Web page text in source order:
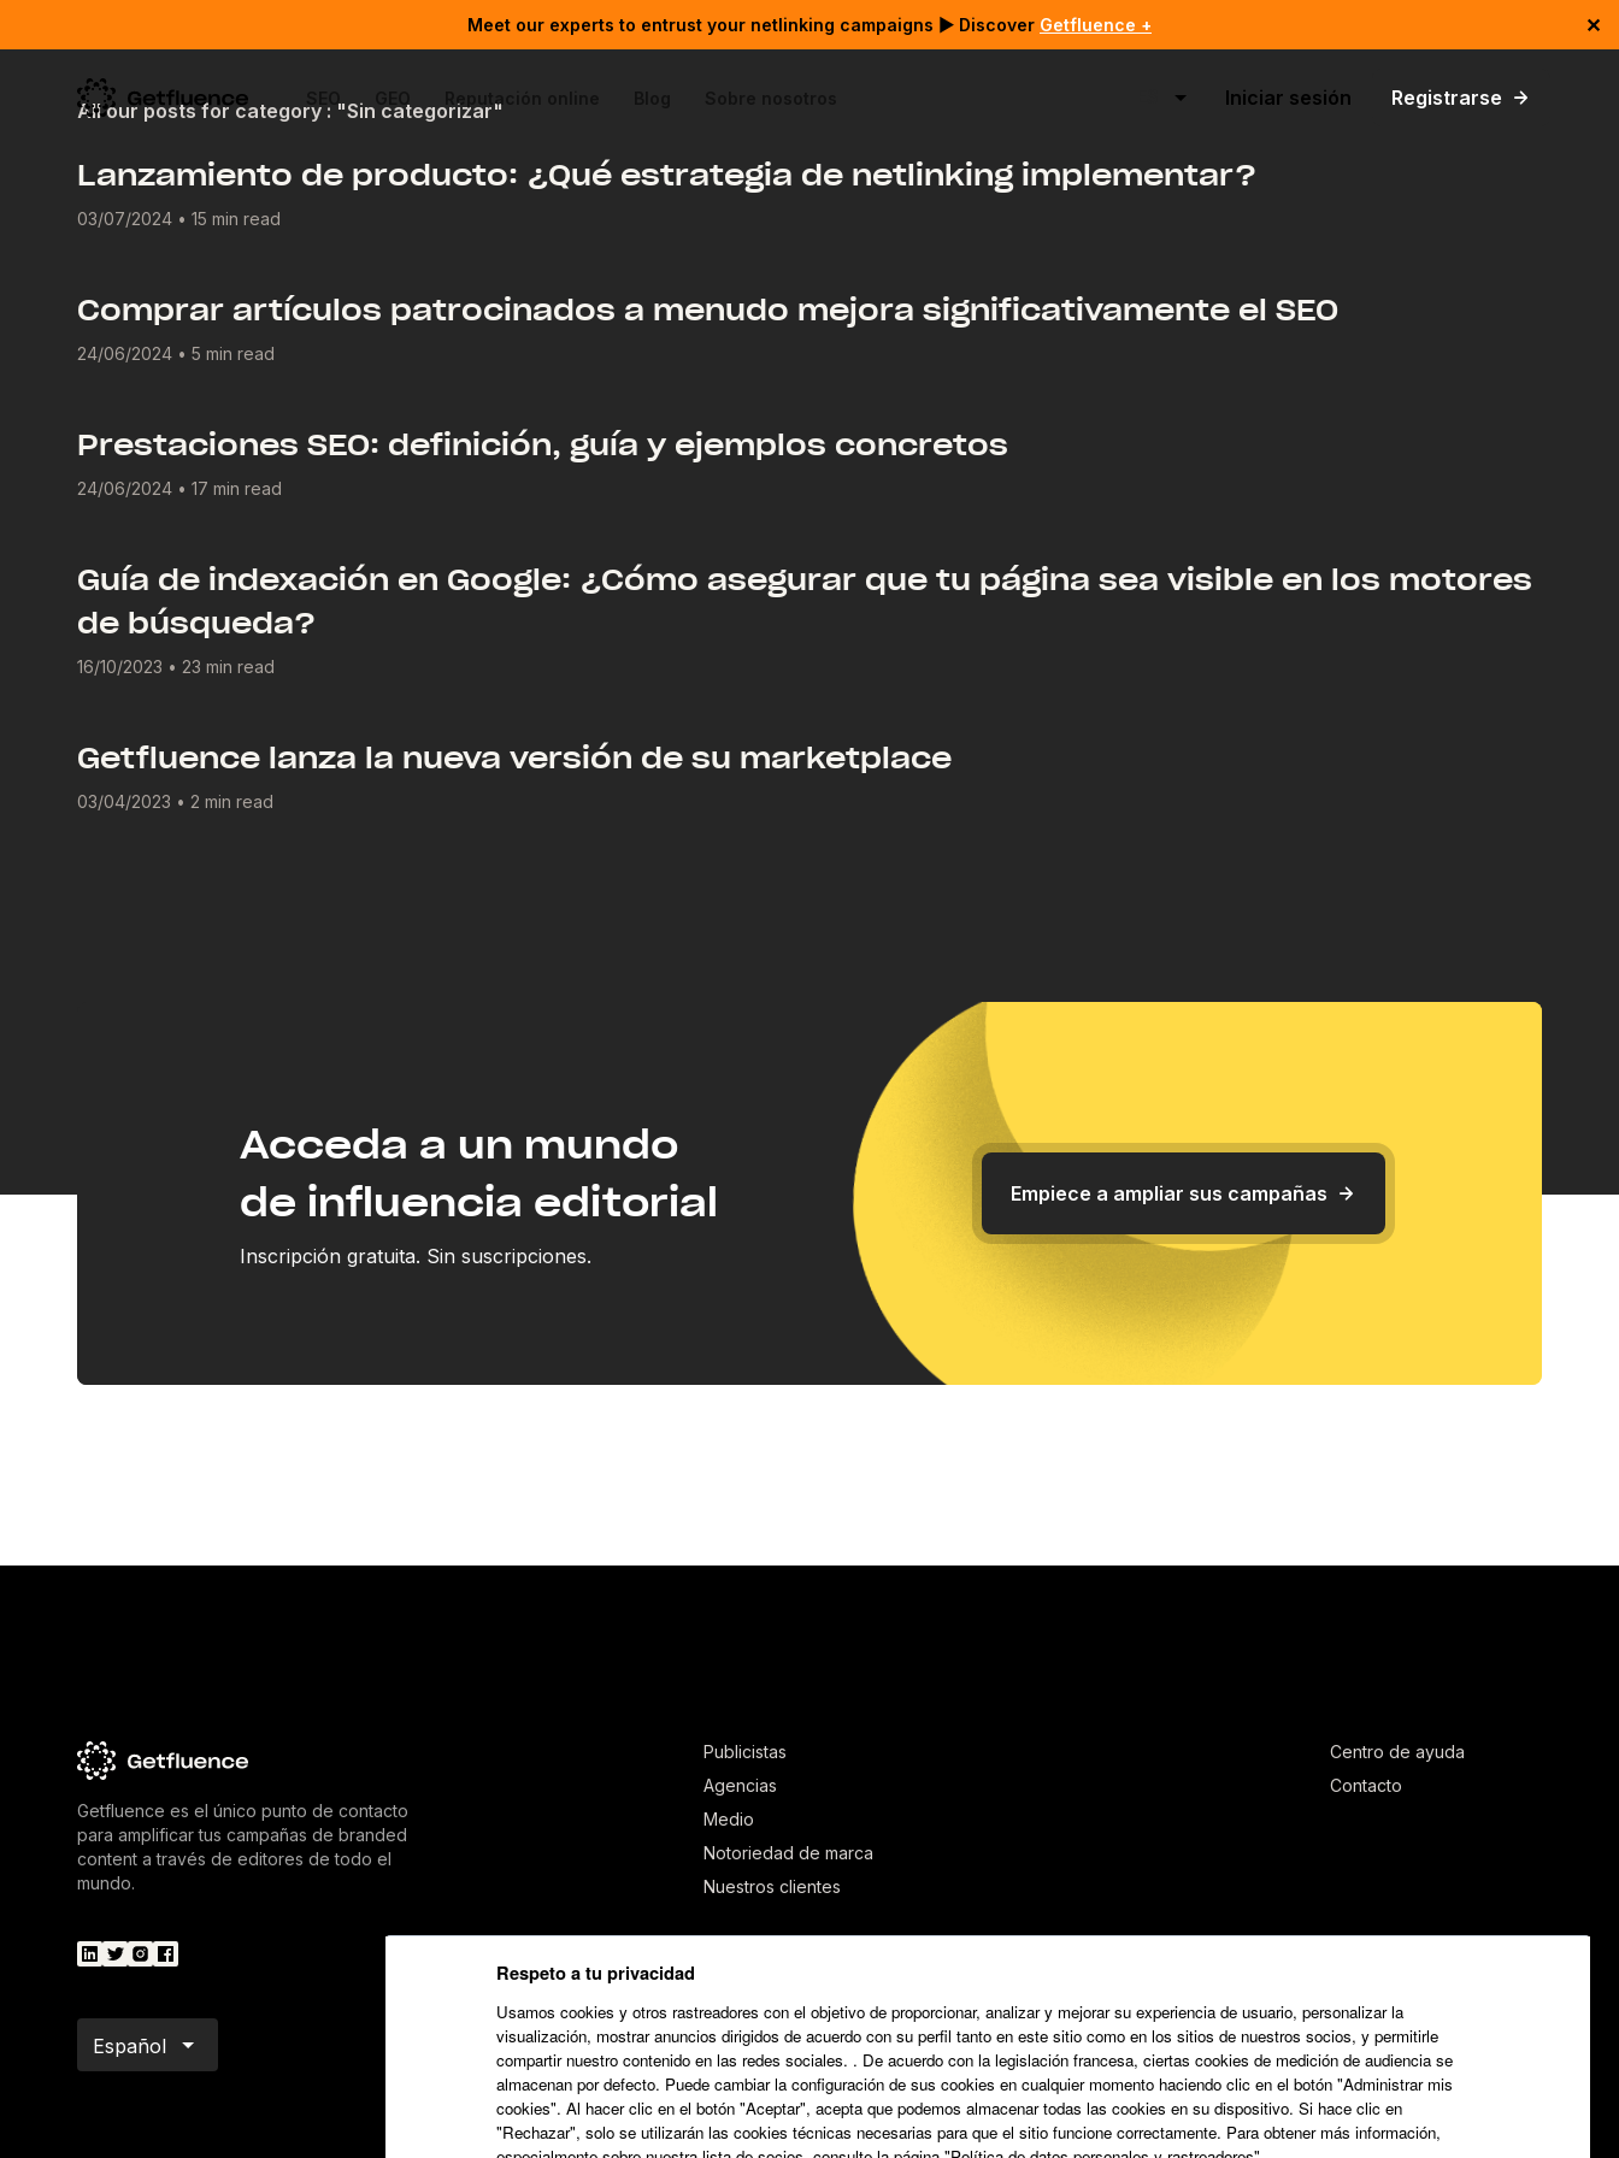
Respeto a tu privacidad
Usamos cookies y otros rastreadores con el objetivo de proporcionar, analizar y mejorar su experiencia de usuario, personalizar la
visualización, mostrar anuncios dirigidos de acuerdo con su perfil tanto en este sitio como en los sitios de nuestros socios, y permitirle
compartir nuestro contenido en las redes sociales. . De acuerdo con la legislación francesa, ciertas cookies de medición de audiencia se
almacenan por defecto. Puede cambiar la configuración de sus cookies en cualquier momento haciendo clic en el botón "Administrar mis
cookies". Al hacer clic en el botón "Aceptar", acepta que podemos almacenar todas las cookies en su dispositivo. Si hace clic en
"Rechazar", solo se utilizarán las cookies técnicas necesarias para que el sitio funcione correctamente. Para obtener más información,
Meet our experts to entrust your netlinking campaigns ▶ Discover Getfluence + ✕
Reputación online Iniciar sesión Registrarse
All our posts for category : "Sin categorizar"
Lanzamiento de producto: ¿Qué estrategia de netlinking implementar?
03/07/2024 • 15 min read
Comprar artículos patrocinados a menudo mejora significativamente el SEO
24/06/2024 • 5 min read
Prestaciones SEO: definición, guía y ejemplos concretos
24/06/2024 • 17 min read
Guía de indexación en Google: ¿Cómo asegurar que tu página sea visible en los motores
de búsqueda?
16/10/2023 • 23 min read
Getfluence lanza la nueva versión de su marketplace
03/04/2023 • 2 min read
Acceda a un mundo
de influencia editorial
Inscripción gratuita. Sin suscripciones.
Empiece a ampliar sus campañas
Getfluence es el único punto de contacto
para amplificar tus campañas de branded
content a través de editores de todo el
mundo.
Español
Publicistas
Agencias
Medio
Notoriedad de marca
Nuestros clientes
Centro de ayuda
Contacto